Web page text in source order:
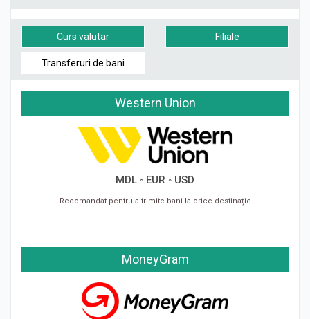
Transferuri de bani
Știri
Curs valutar Filiale
Transferuri de bani
Western Union
MDL ◦ EUR ◦ USD
Recomandat pentru a trimite bani la orice destinație
MoneyGram